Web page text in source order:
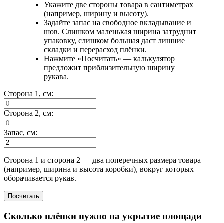
Укажите две стороны товара в сантиметрах
(например, ширину и высоту).
Задайте запас на свободное вкладывание и
шов. Слишком маленькая ширина затруднит
упаковку, слишком большая даст лишние
складки и перерасход плёнки.
Нажмите «Посчитать» — калькулятор
предложит приблизительную ширину
рукава.
Сторона 1, см:
Сторона 2, см:
Запас, см:
Сторона 1 и сторона 2 — два поперечных размера товара
(например, ширина и высота коробки), вокруг которых
оборачивается рукав.
Посчитать
Сколько плёнки нужно на укрытие площади